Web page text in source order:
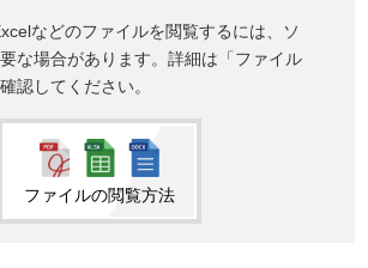
などのファイルを閲覧するには、ソ
な場合があります。詳細は「ファイル
認してください。
ファイルの閲覧方法